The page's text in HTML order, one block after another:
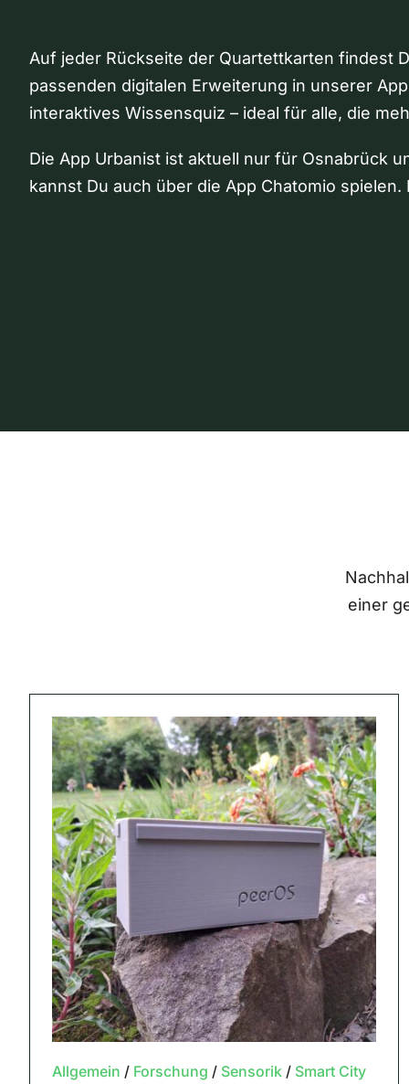
Auf jeder Rückseite der Quartettkarten findest
passenden digitalen Erweiterung in unserer
interaktives Wissensquiz – ideal für alle, die
Die App Urbanist ist aktuell nur für Osnabrück
kannst Du auch über die App Chatomio
einer
Allgemein / Forschung / Sensorik/ Smart City